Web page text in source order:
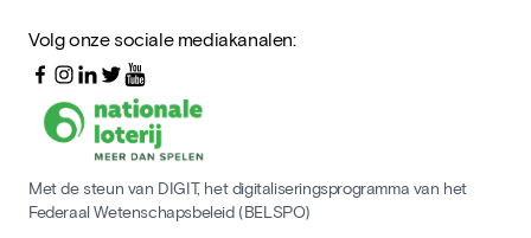
Volg onze sociale mediakanalen:
Met de steun van DIGIT, het digitaliseringsprogramma van het
Federaal Wetenschapsbeleid (BELSPO)